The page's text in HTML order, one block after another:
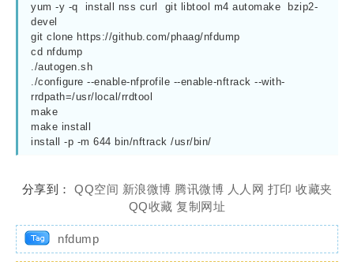
yum -y -q  install nss curl  git libtool m4 automake  bzip2-
devel
git clone https://github.com/phaag/nfdump
cd nfdump
./autogen.sh
./configure --enable-nfprofile --enable-nftrack --with-
rrdpath=/usr/local/rrdtool
make
make install
install -p -m 644 bin/nftrack /usr/bin/
分享到： QQ空间 新浪微博 腾讯微博 人人网 打印 收藏夹
QQ收藏 复制网址
nfdump